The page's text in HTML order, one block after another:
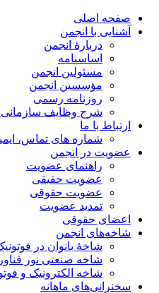
صفحه اصلی
آشنایی با انجمن
دربارۀ انجمن
اساسنامه
مسئولین انجمن
مؤسسین انجمن
روزنامه رسمی
شرح وظایف سازمانی
ارتباط با ما
شماره های تماس،
عضویت در انجمن
راهنمای عضویت
عضویت حقیقی
عضویت حقوقی
تمدید عضویت
اعضای حقوقی
شاخه‌های انجمن
شاخۀ بانوان در فوتونیک
شاخه صنعتی نور فناوران
شاخه‌ الکترونیک و
سخنرانی‌های ماهانه